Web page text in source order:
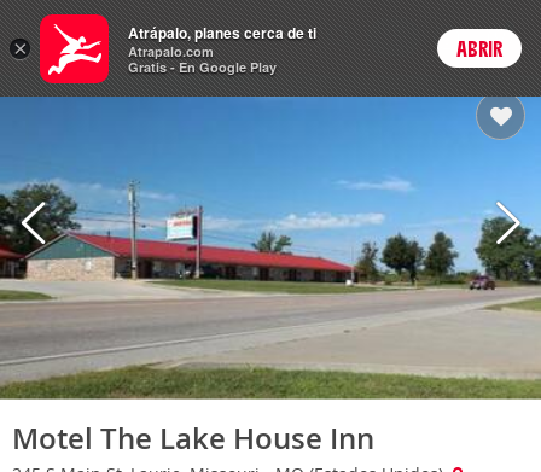
Hoteles Precios en
ARSCambiar moneda
Login
Motel The Lake House Inn
×
Atrápalo, planes cerca de ti
Atrapalo.com
Gratis - En Google Play
ABRIR